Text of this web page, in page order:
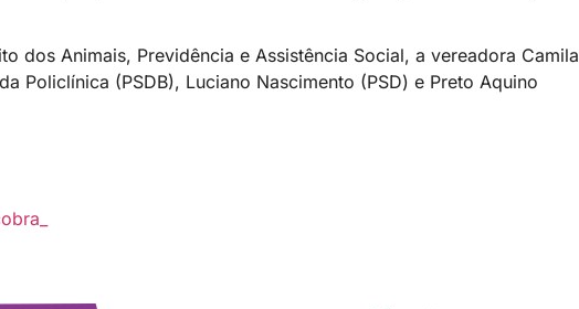
dos Animais, Previdência e Assistência Social, a vereadora Camila
Policlínica (PSDB), Luciano Nascimento (PSD) e Preto Aquino